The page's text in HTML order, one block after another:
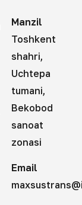
Manzil
Toshkent
shahri,
Uchtepa
tumani,
Bekobod
sanoat
zonasi
Email